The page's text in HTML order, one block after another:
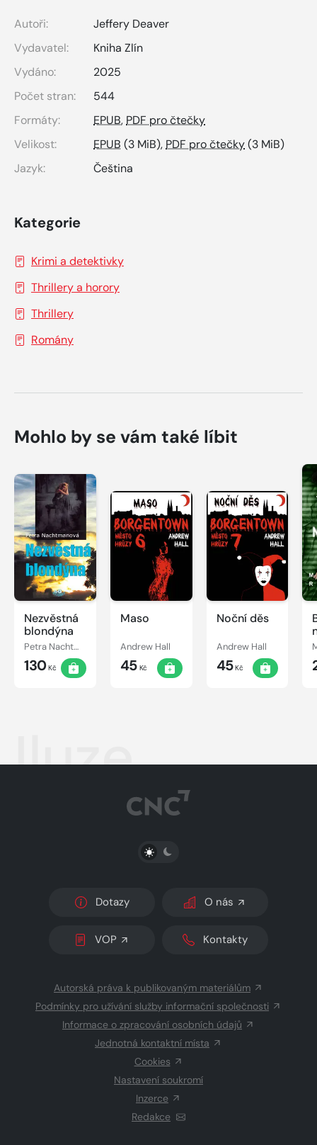
Autoři:
Jeffery Deaver
Vydavatel:
Kniha Zlín
Vydáno:
2025
Počet stran:
544
Formáty:
EPUB, PDF pro čtečky
Velikost:
EPUB (3 MiB), PDF pro čtečky(3 MiB)
Jazyk:
Čeština
Kategorie
Krimi a detektivky
Thrillery a horory
Thrillery
Romány
Mohlo by se vám také líbit
Nezvěstná
blondýna
Petra Nachtmanová
130Kč
Maso
Andrew Hall
45Kč
Noční děs
Andrew Hall
45Kč
Iluze
PŘEPNOUT SVĚTLÝ/TMAVÝ REŽIM
Dotazy O nás
VOP Kontakty
Autorská práva k publikovaným materiálům
Podmínky pro užívání služby informační společnosti
Informace o zpracování osobních údajů
Jednotná kontaktní místa
Cookies
Nastavení soukromí
Inzerce
Redakce